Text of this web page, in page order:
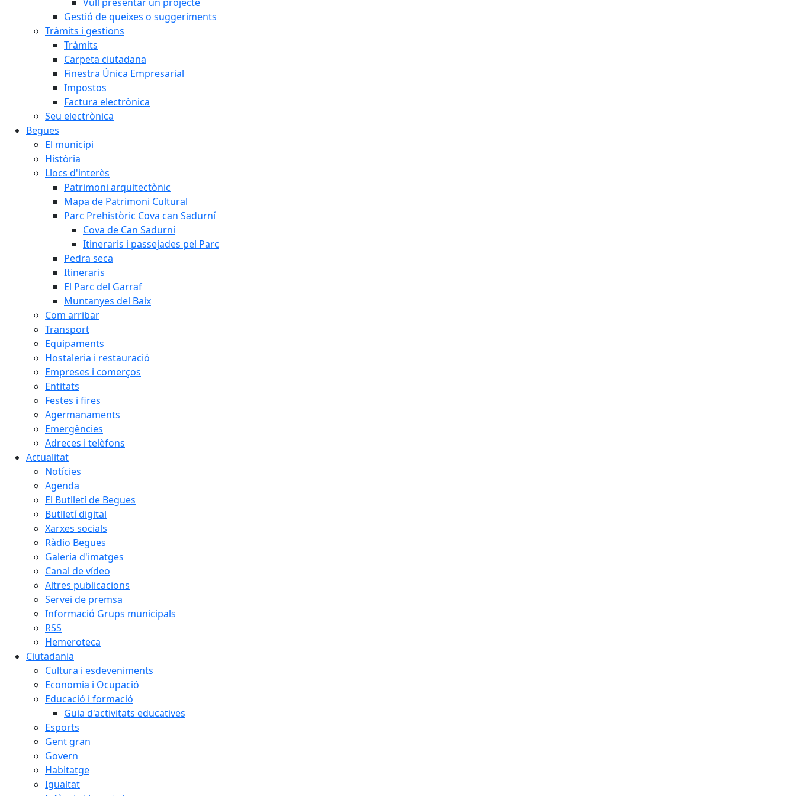
Gestió de queixes o suggeriments
Tràmits i gestions
Tràmits
Carpeta ciutadana
Finestra Única Empresarial
Impostos
Factura electrònica
Seu electrònica
Begues
El municipi
Història
Llocs d'interès
Patrimoni arquitectònic
Mapa de Patrimoni Cultural
Parc Prehistòric Cova can Sadurní
Cova de Can Sadurní
Itineraris i passejades pel Parc
Pedra seca
Itineraris
El Parc del Garraf
Muntanyes del Baix
Com arribar
Transport
Equipaments
Hostaleria i restauració
Empreses i comerços
Entitats
Festes i fires
Agermanaments
Emergències
Adreces i telèfons
Actualitat
Notícies
Agenda
El Butlletí de Begues
Butlletí digital
Xarxes socials
Ràdio Begues
Galeria d'imatges
Canal de vídeo
Altres publicacions
Servei de premsa
Informació Grups municipals
RSS
Hemeroteca
Ciutadania
Cultura i esdeveniments
Economia i Ocupació
Educació i formació
Guia d'activitats educatives
Esports
Gent gran
Govern
Habitatge
Igualtat